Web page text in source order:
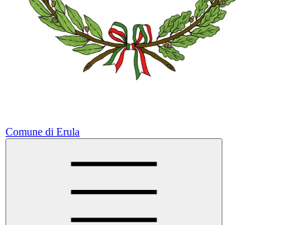
Comune di Erula